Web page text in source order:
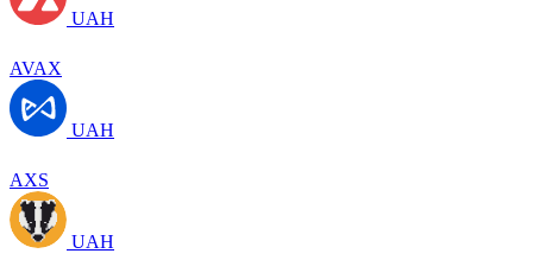
UAH
AVAX
UAH
AXS
UAH